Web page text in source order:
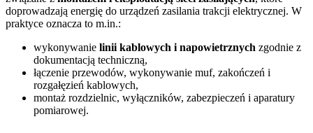
doprowadzają energię do urządzeń zasilania trakcji elektrycznej. W
praktyce oznacza to m.in.:
wykonywanie linii kablowych i napowietrznych zgodnie z
dokumentacją techniczną,
łączenie przewodów, wykonywanie muf, zakończeń i
rozgałęzień kablowych,
montaż rozdzielnic, wyłączników, zabezpieczeń i aparatury
pomiarowej.